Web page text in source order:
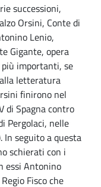
successioni,
Orsini, Conte di
Lenio,
Gigante, opera
più importanti, se
letteratura
finirono nel
di Spagna contro
Pergolaci, nelle
In seguito a questa
schierati con i
essi Antonino
Fisco che